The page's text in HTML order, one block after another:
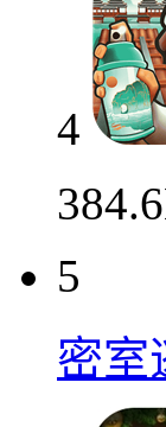
4
5
密室